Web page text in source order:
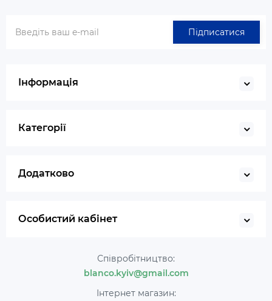
Підписатися
Інформація
Категорії
Додатково
Особистий кабінет
Співробітництво:
blanco.kyiv@gmail.com
Інтернет магазин: